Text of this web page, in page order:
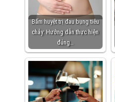
Bấm huyệt trị đau bụng tiêu
chảy: Hướng dẫn thực hiện
đúng…